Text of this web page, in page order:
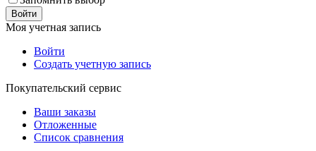
Войти
Моя учетная запись
Войти
Создать учетную запись
Покупательский сервис
Ваши заказы
Отложенные
Список сравнения